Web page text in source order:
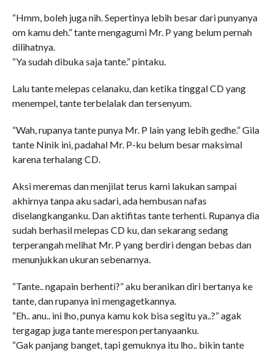
“Hmm, boleh juga nih. Sepertinya lebih besar dari punyanya
om kamu deh.” tante mengagumi Mr. P yang belum pernah
dilihatnya.
“Ya sudah dibuka saja tante.” pintaku.
Lalu tante melepas celanaku, dan ketika tinggal CD yang
menempel, tante terbelalak dan tersenyum.
“Wah, rupanya tante punya Mr. P lain yang lebih gedhe.” Gila
tante Ninik ini, padahal Mr. P-ku belum besar maksimal
karena terhalang CD.
Aksi meremas dan menjilat terus kami lakukan sampai
akhirnya tanpa aku sadari, ada hembusan nafas
diselangkanganku. Dan aktifitas tante terhenti. Rupanya dia
sudah berhasil melepas CD ku, dan sekarang sedang
terperangah melihat Mr. P yang berdiri dengan bebas dan
menunjukkan ukuran sebenarnya.
“Tante.. ngapain berhenti?” aku beranikan diri bertanya ke
tante, dan rupanya ini mengagetkannya.
“Eh.. anu.. ini lho, punya kamu kok bisa segitu ya..?” agak
tergagap juga tante merespon pertanyaanku.
“Gak panjang banget, tapi gemuknya itu lho.. bikin tante